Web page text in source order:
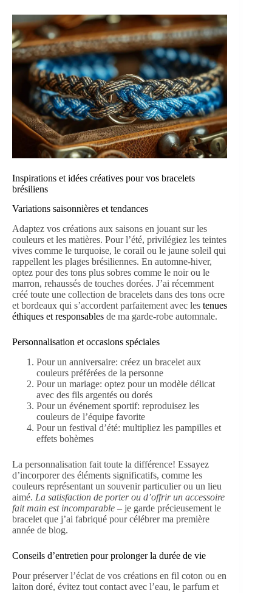
Inspirations et idées créatives pour vos bracelets
brésiliens
Variations saisonnières et tendances
Adaptez vos créations aux saisons en jouant sur les
couleurs et les matières. Pour l’été, privilégiez les teintes
vives comme le turquoise, le corail ou le jaune soleil qui
rappellent les plages brésiliennes. En automne-hiver,
optez pour des tons plus sobres comme le noir ou le
marron, rehaussés de touches dorées. J’ai récemment
créé toute une collection de bracelets dans des tons ocre
et bordeaux qui s’accordent parfaitement avec les tenues
éthiques et responsables de ma garde-robe automnale.
Personnalisation et occasions spéciales
Pour un anniversaire: créez un bracelet aux
couleurs préférées de la personne
Pour un mariage: optez pour un modèle délicat
avec des fils argentés ou dorés
Pour un événement sportif: reproduisez les
couleurs de l’équipe favorite
Pour un festival d’été: multipliez les pampilles et
effets bohèmes
La personnalisation fait toute la différence! Essayez
d’incorporer des éléments significatifs, comme les
couleurs représentant un souvenir particulier ou un lieu
aimé. La satisfaction de porter ou d’offrir un accessoire
fait main est incomparable – je garde précieusement le
bracelet que j’ai fabriqué pour célébrer ma première
année de blog.
Conseils d’entretien pour prolonger la durée de vie
Pour préserver l’éclat de vos créations en fil coton ou en
laiton doré, évitez tout contact avec l’eau, le parfum et